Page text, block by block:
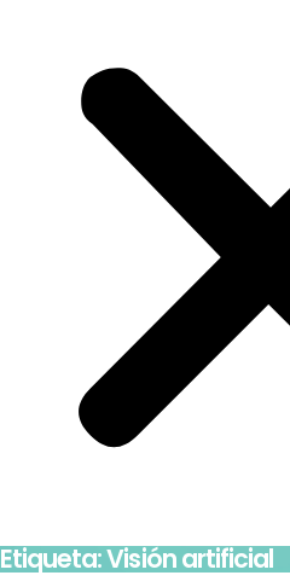
Etiqueta: Visión artificial